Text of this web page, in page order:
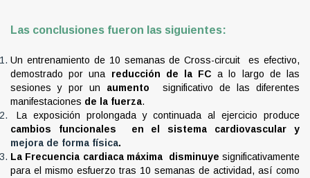
Las conclusiones fueron las siguientes:
Un entrenamiento de 10 semanas de Cross-circuit es efectivo,
demostrado por una reducción de la FC a lo largo de las
sesiones y por un aumento significativo de las diferentes
manifestaciones de la fuerza.
La exposición prolongada y continuada al ejercicio produce
cambios funcionales en el sistema cardiovascular y
mejora de forma física.
La Frecuencia cardiaca máxima disminuye significativamente
para el mismo esfuerzo tras 10 semanas de actividad, así como